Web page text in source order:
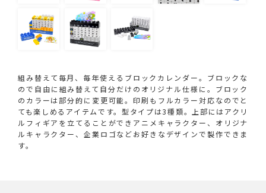
組み替えて毎月、毎年使えるブロックカレンダー。ブロックな
ので自由に組み替えて自分だけのオリジナル仕様に。ブロック
のカラーは部分的に変更可能。印刷もフルカラー対応なのでと
ても楽しめるアイテムです。型タイプは3種類。上部にはアクリ
ルフィギアを立てることができアニメキャラクター、オリジナ
ルキャラクター、企業ロゴなどお好きなデザインで製作できま
す。